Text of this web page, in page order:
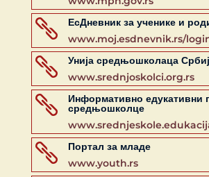

ЕсДневник за ученике и
www.moj.esdnevnik.rs/

Унија средњошколаца
www.srednjoskolci.org.rs
 Информативно едукативни
средњошколце

Портал за младе
www.youth.rs